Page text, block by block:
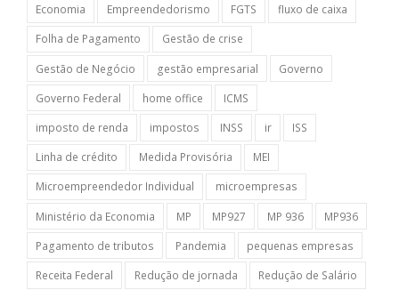
Economia
Empreendedorismo FGTS
fluxo de caixa
Folha de Pagamento
Gestão de crise
Gestão de Negócio
gestão empresarial
Governo
Governo Federal
home office
ICMS
imposto de renda
impostos INSS ir
ISS
Linha de crédito
Medida Provisória
MEI
Microempreendedor Individual
microempresas
Ministério da Economia
MP MP927 MP 936
MP936
Pagamento de tributos
Pandemia
pequenas empresas
Receita Federal
Redução de jornada
Redução de Salário